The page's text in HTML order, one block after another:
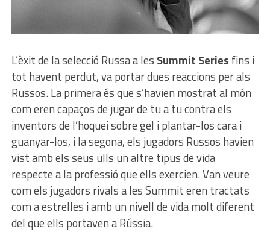
L’èxit de la selecció Russa a les Summit Series fins i
tot havent perdut, va portar dues reaccions per als
Russos. La primera és que s’havien mostrat al món
com eren capaços de jugar de tu a tu contra els
inventors de l’hoquei sobre gel i plantar-los cara i
guanyar-los, i la segona, els jugadors Russos havien
vist amb els seus ulls un altre tipus de vida
respecte a la professió que ells exercien. Van veure
com els jugadors rivals a les Summit eren tractats
com a estrelles i amb un nivell de vida molt diferent
del que ells portaven a Rússia.